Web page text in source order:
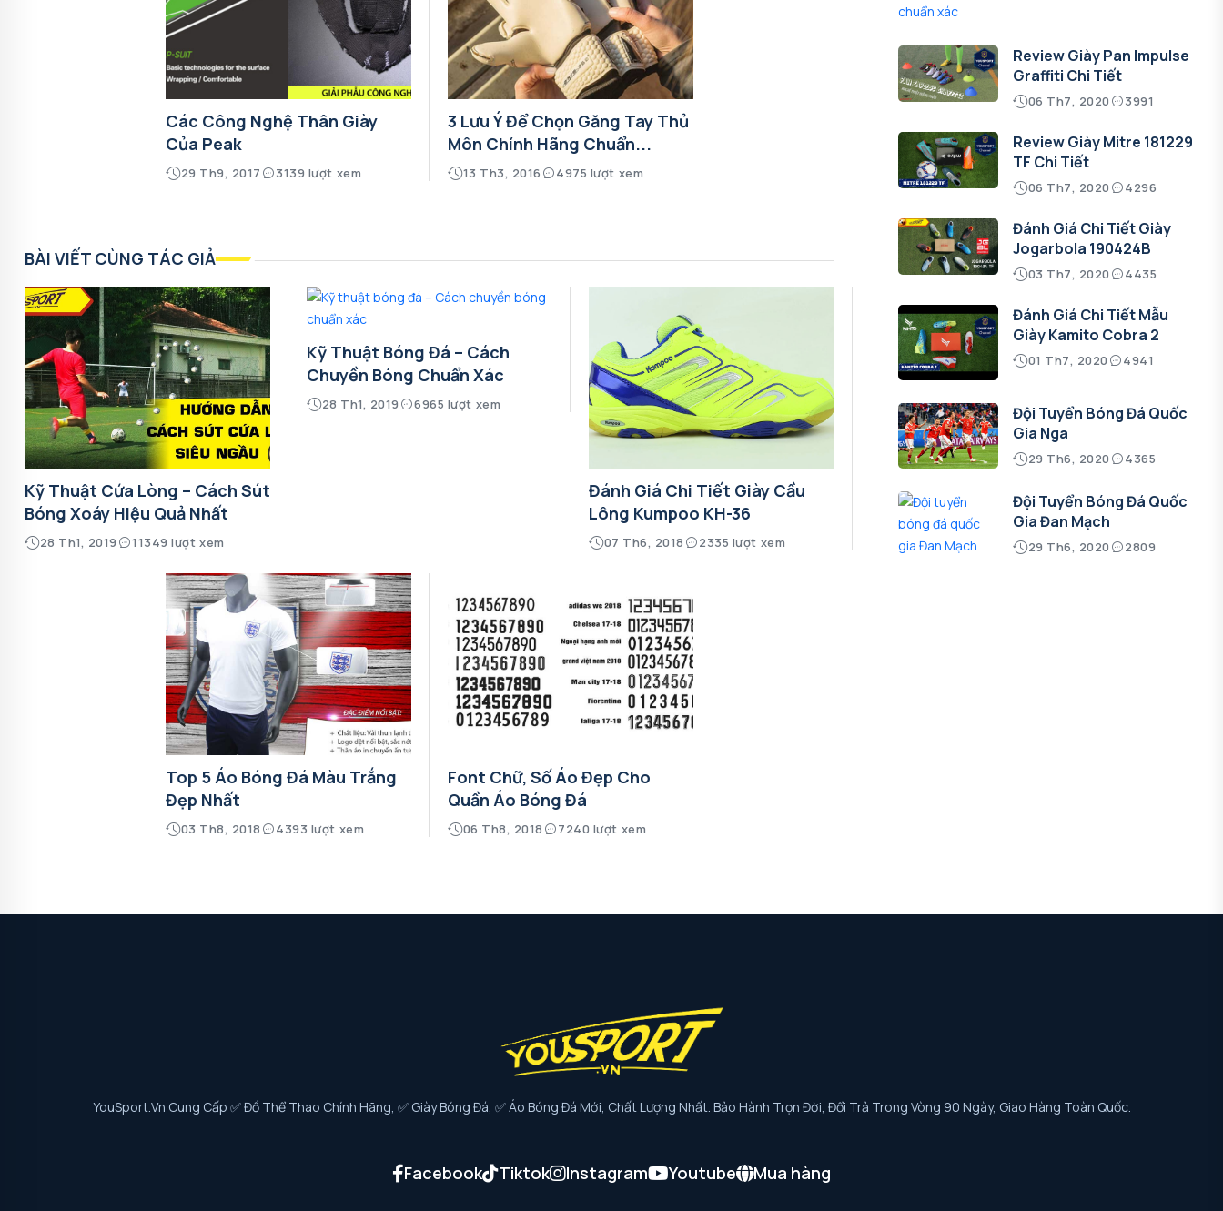
Các Công Nghệ Thân Giày
Của Peak
29 Th9, 2017 3139 lượt xem
3 Lưu Ý Để Chọn Găng Tay Thủ
Môn Chính Hãng Chuẩn...
13 Th3, 2016 4975 lượt xem
BÀI VIẾT CÙNG TÁC GIẢ
Kỹ Thuật Cứa Lòng – Cách Sút
Bóng Xoáy Hiệu Quả Nhất
28 Th1, 2019 11349 lượt xem
Kỹ Thuật Bóng Đá – Cách
Chuyền Bóng Chuẩn Xác
28 Th1, 2019 6965 lượt xem
Đánh Giá Chi Tiết Giày Cầu
Lông Kumpoo KH-36
07 Th6, 2018 2335 lượt xem
Top 5 Áo Bóng Đá Màu Trắng
Đẹp Nhất
03 Th8, 2018 4393 lượt xem
Font Chữ, Số Áo Đẹp Cho
Quần Áo Bóng Đá
06 Th8, 2018 7240 lượt xem
Review Giày Pan Impulse
Graffiti Chi Tiết
06 Th7, 2020 3991
Review Giày Mitre 181229
TF Chi Tiết
06 Th7, 2020 4296
Đánh Giá Chi Tiết Giày
Jogarbola 190424B
03 Th7, 2020 4435
Đánh Giá Chi Tiết Mẫu
Giày Kamito Cobra 2
01 Th7, 2020 4941
Đội Tuyển Bóng Đá Quốc
Gia Nga
29 Th6, 2020 4365
Đội Tuyển Bóng Đá Quốc
Gia Đan Mạch
29 Th6, 2020 2809
YouSport.vn Cung Cấp ✅ Đồ Thể Thao Chính Hãng, ✅ Giày Bóng Đá, ✅ Áo Bóng Đá Mới, Chất Lượng Nhất. Bảo Hành Trọn Đời, Đổi Trả Trong Vòng 90 Ngày, Giao Hàng Toàn Quốc.
Facebook Tiktok Instagram Youtube Mua hàng